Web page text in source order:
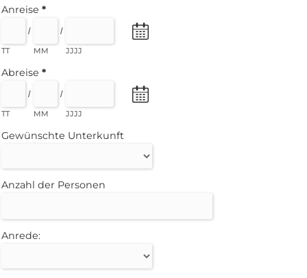
Anreise *
/
TT
/
MM JJJJ
Abreise *
/
TT
/
MM JJJJ
Gewünschte Unterkunft
Anzahl der Personen
Anrede: